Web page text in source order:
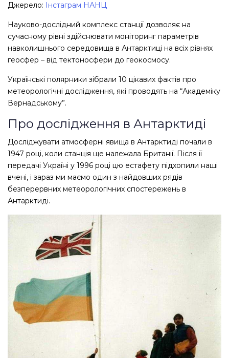
Джерело: Інстаграм НАНЦ
Науково-дослідний комплекс станції дозволяє на
сучасному рівні здійснювати моніторинг параметрів
навколишнього середовища в Антарктиці на всіх рівнях
геосфер – від тектоносфери до геокосмосу.
Українські полярники зібрали 10 цікавих фактів про
метеорологічні дослідження, які проводять на “Академіку
Вернадському”.
Про дослідження в Антарктиді
Досліджувати атмосферні явища в Антарктиді почали в
1947 році, коли станція ще належала Британії. Після її
передачі Україні у 1996 році цю естафету підхопили наші
вчені, і зараз ми маємо один з найдовших рядів
безперервних метеорологічних спостережень в
Антарктиді.